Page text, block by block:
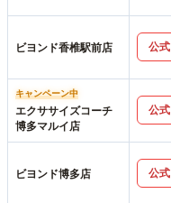
ビヨンド香椎駅前店 公式
キャンペーン中
エクササイズコーチ
博多マルイ店
公式
ビヨンド博多店 公式